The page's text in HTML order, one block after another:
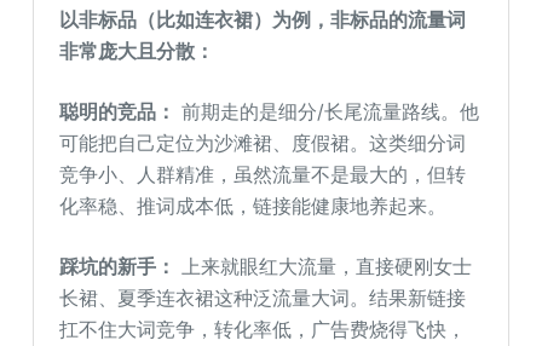
以非标品（比如连衣裙）为例，非标品的流量词
非常庞大且分散：
聪明的竞品： 前期走的是细分/长尾流量路线。他
可能把自己定位为沙滩裙、度假裙。这类细分词
竞争小、人群精准，虽然流量不是最大的，但转
化率稳、推词成本低，链接能健康地养起来。
踩坑的新手：
上来就眼红大流量，直接硬刚女士
长裙、夏季连衣裙这种泛流量大词。结果新链接
扛不住大词竞争，转化率低，广告费烧得飞快，